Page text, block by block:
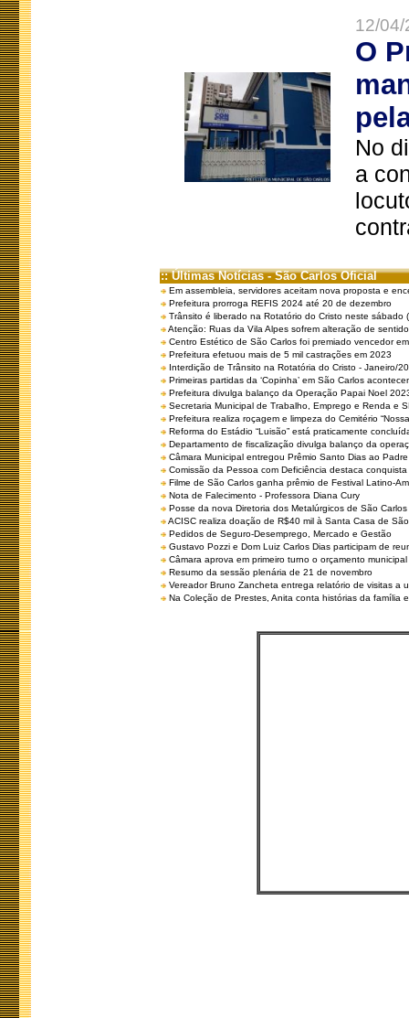
12/
O
No
a
:: Últimas Notícias - São Carlos Oficial
Em assembleia, servidores aceitam nova proposta e
Prefeitura prorroga REFIS 2024 até 20 de dezembro
Trânsito é liberado na Rotatório do Cristo neste sábado
Atenção: Ruas da Vila Alpes sofrem alteração de
Centro Estético de São Carlos foi premiado vencedor
Prefeitura efetuou mais de 5 mil castrações em 2023
Interdição de Trânsito na Rotatória do Cristo - Janeiro/
Primeiras partidas da ‘Copinha’ em São Carlos
Prefeitura divulga balanço da Operação Papai Noel
Secretaria Municipal de Trabalho, Emprego e Renda e
Prefeitura realiza roçagem e limpeza do Cemitério
Reforma do Estádio “Luisão” está praticamente
Departamento de fiscalização divulga balanço da
Câmara Municipal entregou Prêmio Santo Dias ao
Comissão da Pessoa com Deficiência destaca
Filme de São Carlos ganha prêmio de Festival Latino-
Nota de Falecimento - Professora Diana Cury
Posse da nova Diretoria dos Metalúrgicos de São
ACISC realiza doação de R$40 mil à Santa Casa de
Pedidos de Seguro-Desemprego, Mercado e Gestão
Gustavo Pozzi e Dom Luiz Carlos Dias participam de
Câmara aprova em primeiro turno o orçamento
Resumo da sessão plenária de 21 de novembro
Vereador Bruno Zancheta entrega relatório de visitas a
Na Coleção de Prestes, Anita conta histórias da família